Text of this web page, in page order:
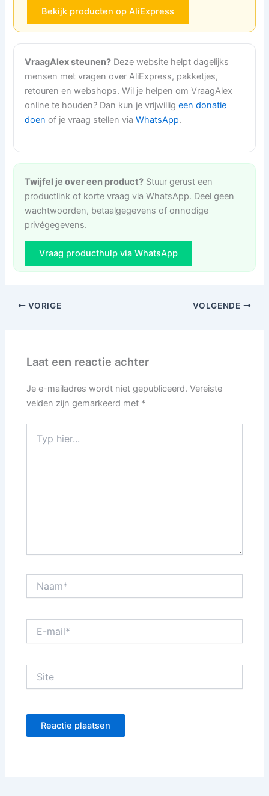
Bekijk producten op AliExpress
VraagAlex steunen? Deze website helpt dagelijks
mensen met vragen over AliExpress, pakketjes,
retouren en webshops. Wil je helpen om VraagAlex
online te houden? Dan kun je vrijwilligeen donatie
doen of je vraag stellen viaWhatsApp.
Twijfel je over een product? Stuur gerust een
productlink of korte vraag via WhatsApp. Deel geen
wachtwoorden, betaalgegevens of onnodige
privégegevens.
Vraag producthulp via WhatsApp
VORIGE VOLGENDE
Laat een reactie achter
Je e-mailadres wordt niet gepubliceerd. Vereiste
velden zijn gemarkeerd met *
hier...
mail*